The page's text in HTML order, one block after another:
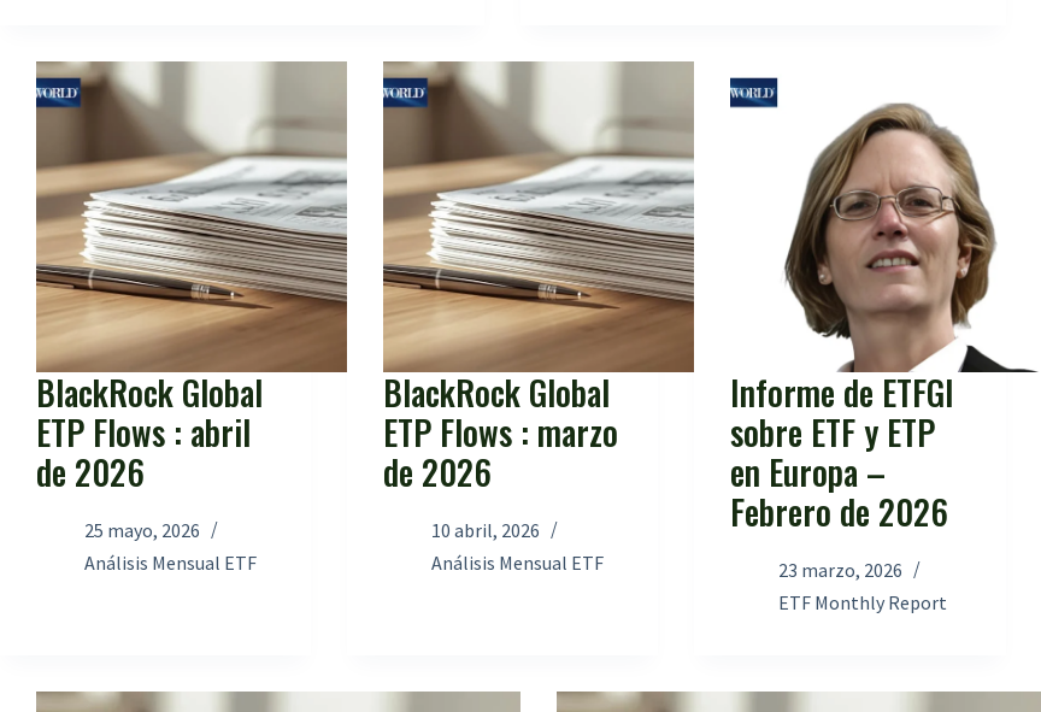
BlackRock Global
ETP Flows : abril
de 2026
25 mayo, 2026
Análisis Mensual ETF
BlackRock Global
ETP Flows : marzo
de 2026
10 abril, 2026
Análisis Mensual ETF
Informe de ETFGI
sobre ETF y ETP
en Europa –
Febrero de 2026
23 marzo, 2026
ETF Monthly Report